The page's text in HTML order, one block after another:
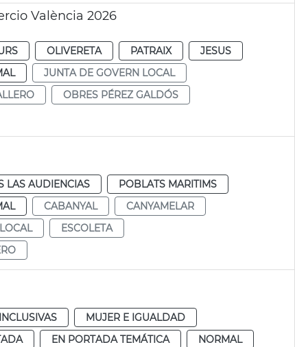
València 2026
OLIVERETA PATRAIX
JESUS
JUNTA DE GOVERN LOCAL
OBRES PÉREZ GALDÓS
LAS AUDIENCIAS
POBLATS MARITIMS
CABANYAL
CANYAMELAR
ESCOLETA
MUJER E IGUALDAD
EN PORTADA TEMÁTICA
NORMAL